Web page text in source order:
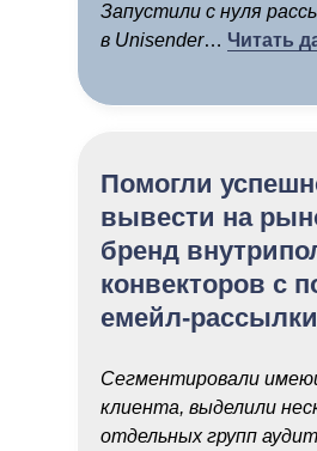
Помогли
вывести на
бренд
конвекторов с
емейл-рассылки
Сегментировали
клиента, выделили
отдельных групп
Запустили с нуля
в Unisender… Читать